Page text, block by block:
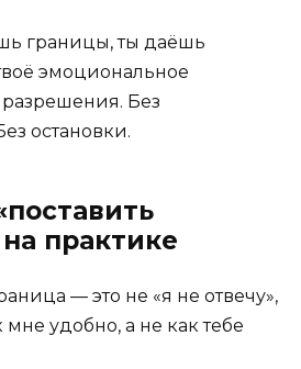
границы, ты даёшь
эмоциональное
разрешения. Без
остановки.
практике
— это не «я не отвечу»,
мне удобно, а не как тебе